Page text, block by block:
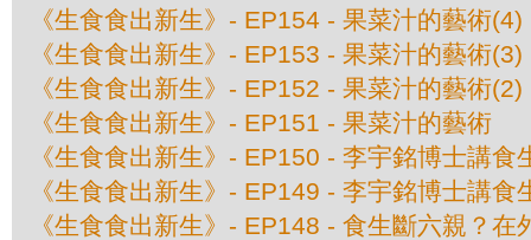
《生食食出新生》- EP154 - 果菜汁的藝術
《生食食出新生》- EP153 - 果菜汁的藝術
《生食食出新生》- EP152 - 果菜汁的藝術
《生食食出新生》- EP151 - 果菜汁的藝術
《生食食出新生》- EP150 - 李宇銘博士講食
《生食食出新生》- EP149 - 李宇銘博士講食
《生食食出新生》- EP148 - 食生斷六親？在